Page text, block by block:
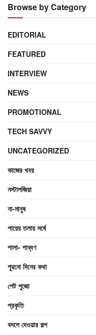
Browse by Category
EDITORIAL
FEATURED
INTERVIEW
NEWS
PROMOTIONAL
TECH SAVVY
UNCATEGORIZED
কাজের খবর
নস্টালজিয়া
না-মানুষ
পায়ের তলায় সর্ষে
পালা- পাব্বণ
পুরনো দিনের কথা
পেট পুজো
প্রকৃতি
বদলে দেওয়ার গল্প